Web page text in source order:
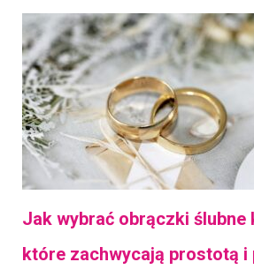
Jak wybrać obrączki ślubne
które zachwycają prostotą i